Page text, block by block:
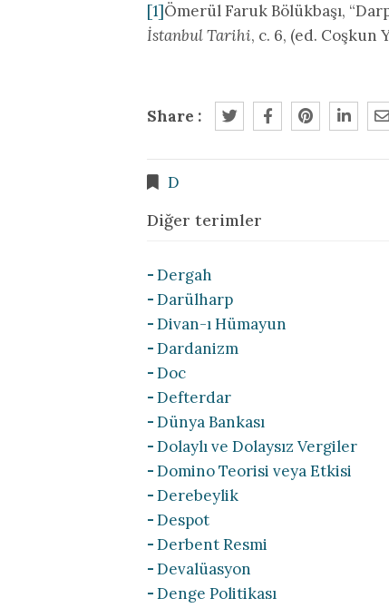
[1]Ömerül Faruk Bölükbaşı,
İstanbul Tarihi, c. 6, (ed. Coşkun
Share :
D
Diğer terimler
Dergah
Darülharp
Divan-ı Hümayun
Dardanizm
Doc
Defterdar
Dünya Bankası
Dolaylı ve Dolaysız Vergiler
Domino Teorisi veya Etkisi
Derebeylik
Despot
Derbent Resmi
Devalüasyon
Denge Politikası